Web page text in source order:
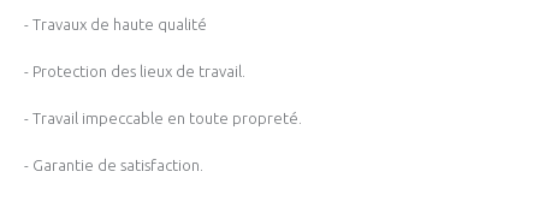
- Travaux de haute qualité
- Protection des lieux de travail.
- Travail impeccable en toute propreté.
- Garantie de satisfaction.